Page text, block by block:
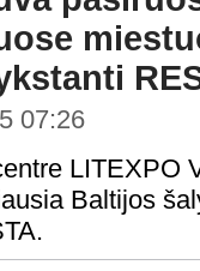
07:26
LITEXPO
Baltijos